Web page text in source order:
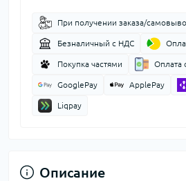
При получении заказа/
Безналичный с НДС
Покупка частями Оплата
GooglePay ApplePay
Liqpay
Описание